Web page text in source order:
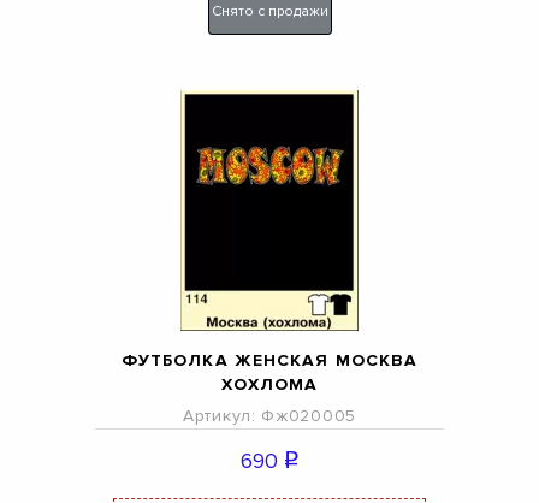
Снято с продажи
ФУТБОЛКА ЖЕНСКАЯ МОСКВА
ХОХЛОМА
Артикул: Фж020005
690 q